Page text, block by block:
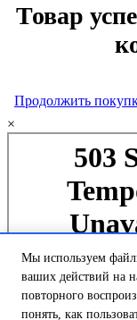
Товар
Продолжить
×
Мы используем
ваших действий на
повторного
понять, как